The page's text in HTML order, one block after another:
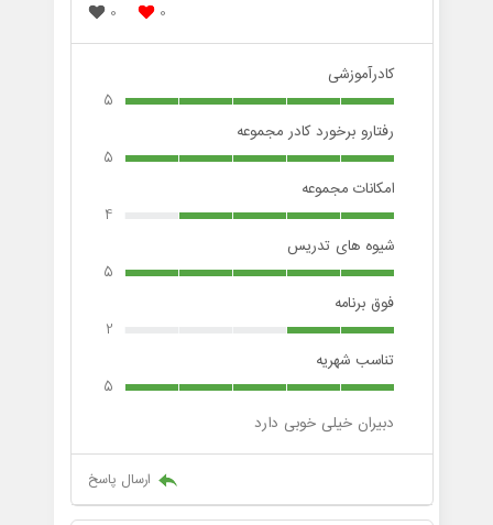
0
0
کادرآموزشی
5
رفتارو برخورد کادر مجموعه
5
امکانات مجموعه
4
شیوه های تدریس
5
فوق برنامه
2
تناسب شهریه
5
دبیران خیلی خوبی دارد
ارسال پاسخ